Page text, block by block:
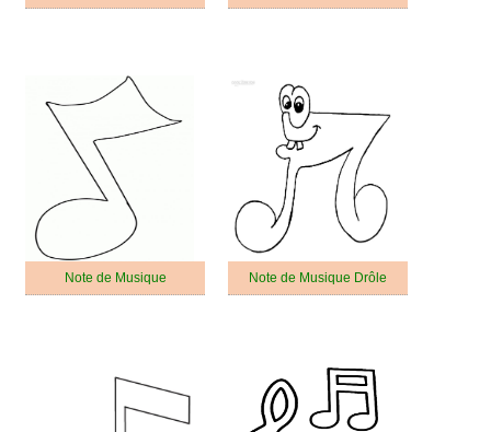
Note de Musique Note de Musique Drôle